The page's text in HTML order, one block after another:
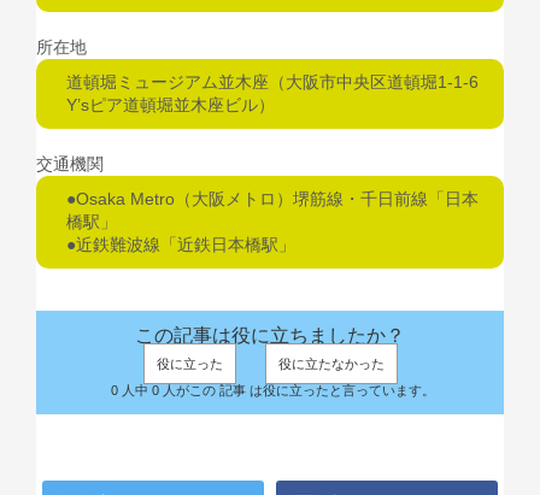
所在地
道頓堀ミュージアム並木座（大阪市中央区道頓堀1-1-6
Y’sピア道頓堀並木座ビル）
交通機関
●Osaka Metro（大阪メトロ）堺筋線・千日前線「日本
橋駅」
●近鉄難波線「近鉄日本橋駅」
この記事は役に立ちましたか？
役に立った
役に立たなかった
0 人中 0 人がこの 記事 は役に立ったと言っています。